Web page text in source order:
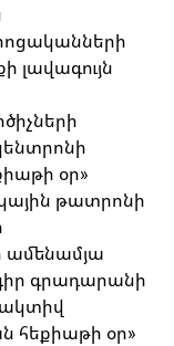
լավագույն
օր»
թատրոնի
ամենամյա
գրադարանի
ակտիվ
հեքիաթի օր»